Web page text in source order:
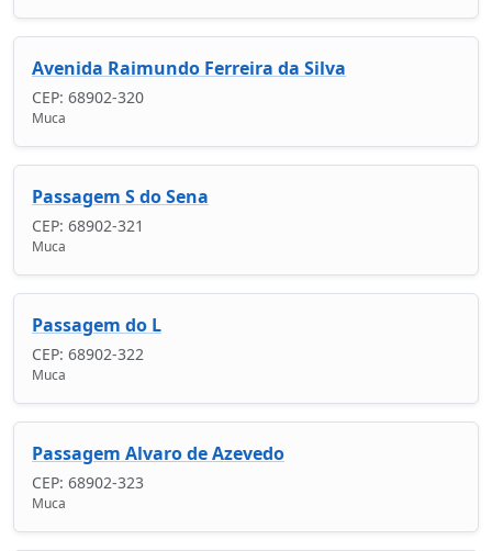
Avenida Raimundo Ferreira da Silva
CEP: 68902-320
Muca
Passagem S do Sena
CEP: 68902-321
Muca
Passagem do L
CEP: 68902-322
Muca
Passagem Alvaro de Azevedo
CEP: 68902-323
Muca